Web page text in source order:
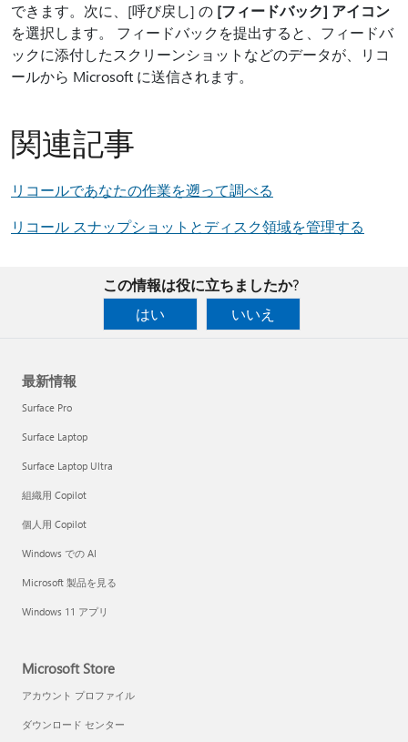
できます。次に、[呼び戻し] の [フィードバック] アイコン
を選択します。 フィードバックを提出すると、フィードバ
ックに添付したスクリーンショットなどのデータが、リコ
ールから Microsoft に送信されます。
関連記事
リコールであなたの作業を遡って調べる
リコール スナップショットとディスク領域を管理する
この情報は役に立ちましたか?
はい
いいえ
最新情報
Surface Pro
Surface Laptop
Surface Laptop Ultra
組織用 Copilot
個人用 Copilot
Windows での AI
Microsoft 製品を見る
Windows 11 アプリ
Microsoft Store
アカウント プロファイル
ダウンロード センター